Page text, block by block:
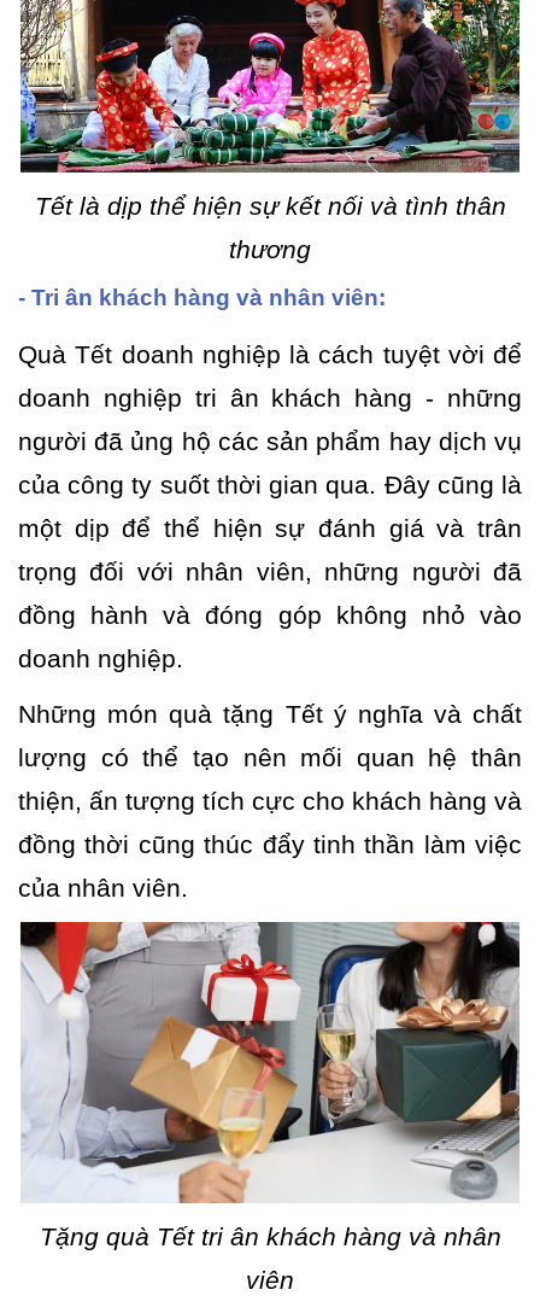
Tết là dịp thể hiện sự kết nối và tình thân
thương
- Tri ân khách hàng và nhân viên:
Quà Tết doanh nghiệp là cách tuyệt vời để
doanh nghiệp tri ân khách hàng - những
người đã ủng hộ các sản phẩm hay dịch vụ
của công ty suốt thời gian qua. Đây cũng là
một dịp để thể hiện sự đánh giá và trân
trọng đối với nhân viên, những người đã
đồng hành và đóng góp không nhỏ vào
doanh nghiệp.
Những món quà tặng Tết ý nghĩa và chất
lượng có thể tạo nên mối quan hệ thân
thiện, ấn tượng tích cực cho khách hàng và
đồng thời cũng thúc đẩy tinh thần làm việc
của nhân viên.
Tặng quà Tết tri ân khách hàng và nhân
viên